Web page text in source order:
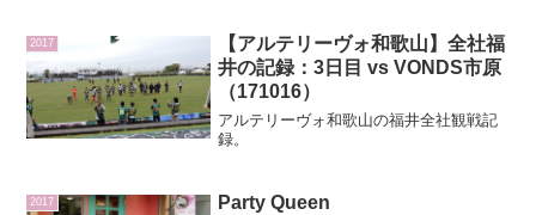
こまでは昔の新開地みたいだなーとシス
テムをすぐ理解できた...
2017
【アルテリーヴォ和歌山】全社福
井の記録：3日目 vs VONDS市原
（171016）
アルテリーヴォ和歌山の福井全社観戦記
録。
2017 Party Queen